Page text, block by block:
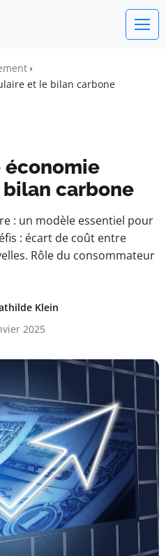
et le bilan carbone
économie
carbone
: un modèle essentiel pour
: écart de coût entre
Rôle du consommateur
Klein
2025